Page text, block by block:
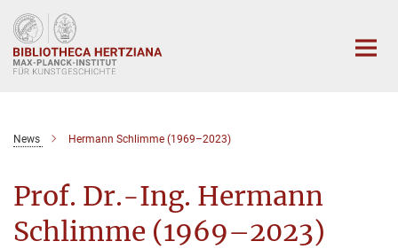
Hauptinhalt
News Hermann Schlimme (1969–2023)
Prof. Dr.-Ing. Hermann
Schlimme (1969–2023)